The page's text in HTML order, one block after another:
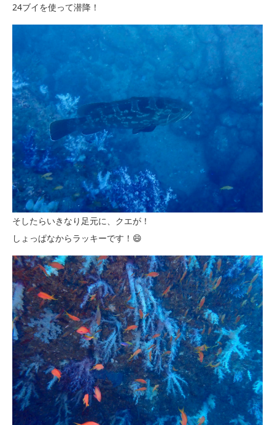
24ブイを使って潜降！
そしたらいきなり足元に、クエが！
しょっぱなからラッキーです！😄